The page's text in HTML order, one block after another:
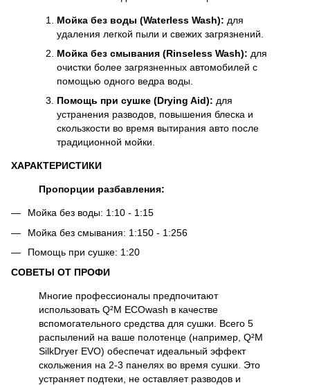
Мойка без воды (Waterless Wash): для
удаления легкой пыли и свежих загрязнений.
Мойка без смывания (Rinseless Wash): для
очистки более загрязненных автомобилей с
помощью одного ведра воды.
Помощь при сушке (Drying Aid): для
устранения разводов, повышения блеска и
скользкости во время вытирания авто после
традиционной мойки.
ХАРАКТЕРИСТИКИ
Пропорции разбавления:
Мойка без воды: 1:10 - 1:15
Мойка без смывания: 1:150 - 1:256
Помощь при сушке: 1:20
СОВЕТЫ ОТ ПРОФИ
Многие профессионалы предпочитают
использовать Q²M ECOwash в качестве
вспомогательного средства для сушки. Всего 5
распылений на ваше полотенце (например, Q²M
SilkDryer EVO) обеспечат идеальный эффект
скольжения на 2-3 панелях во время сушки. Это
устраняет подтеки, не оставляет разводов и